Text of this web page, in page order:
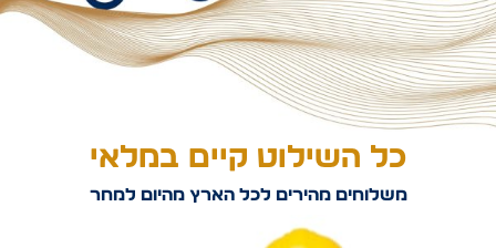
כל השילוט קיים במלאי
משלוחים מהירים לכל הארץ מהיום למחר